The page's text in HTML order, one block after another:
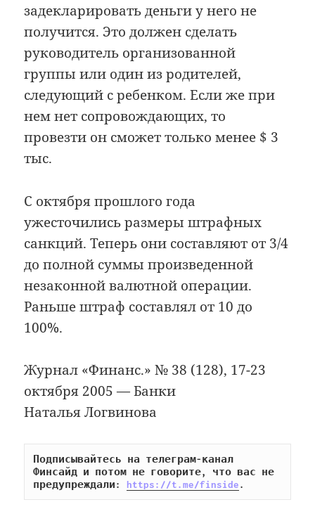
задекларировать деньги у него не
получится. Это должен сделать
руководитель организованной
группы или один из родителей,
следующий с ребенком. Если же при
нем нет сопровождающих, то
провезти он сможет только менее $ 3
тыс.
С октября прошлого года
ужесточились размеры штрафных
санкций. Теперь они составляют от 3/4
до полной суммы произведенной
незаконной валютной операции.
Раньше штраф составлял от 10 до
100%.
Журнал «Финанс.» № 38 (128), 17-23
октября 2005 — Банки
Наталья Логвинова
Подписывайтесь на телеграм-канал
Финсайд и потом не говорите, что вас не
предупреждали: https://t.me/finside.